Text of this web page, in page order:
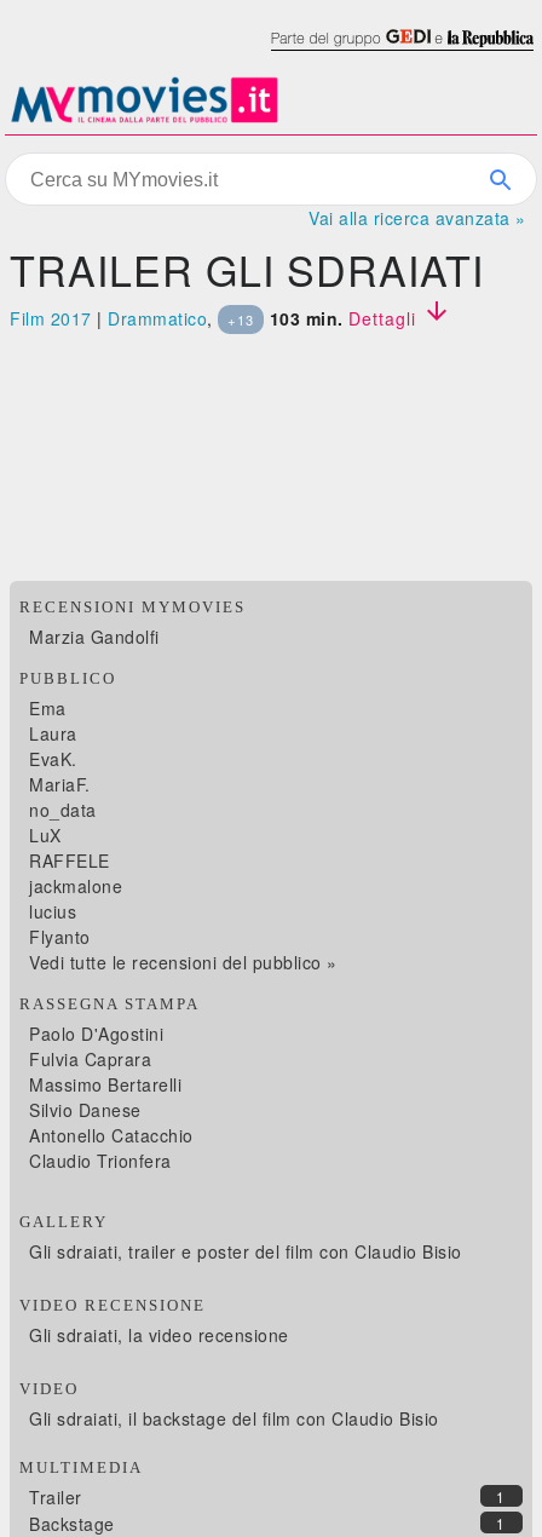
Vai alla ricerca avanzata »
TRAILER GLI SDRAIATI
Film 2017 | Drammatico, +13 103 min. Dettagli 
RECENSIONI MYMOVIES
Marzia Gandolfi
PUBBLICO
Ema
Laura
EvaK.
MariaF.
no_data
LuX
RAFFELE
jackmalone
lucius
Flyanto
Vedi tutte le recensioni del pubblico »
RASSEGNA STAMPA
Paolo D'Agostini
Fulvia Caprara
Massimo Bertarelli
Silvio Danese
Antonello Catacchio
Claudio Trionfera
GALLERY
Gli sdraiati, trailer e poster del film con Claudio Bisio
VIDEO RECENSIONE
Gli sdraiati, la video recensione
VIDEO
Gli sdraiati, il backstage del film con Claudio Bisio
MULTIMEDIA
1
Trailer
1
Backstage